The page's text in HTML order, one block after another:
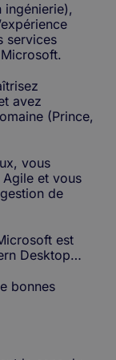
services
avez
(Prince,
vous
et vous
de
est
Desktop…
bonnes